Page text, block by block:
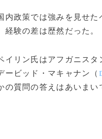
政策では強みを見せた
経験の差は歴然だった。
リン氏はアフガニスタ
ービッド・マキャナン（
の質問の答えはあいま